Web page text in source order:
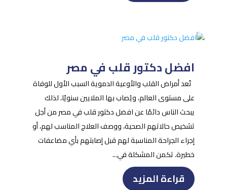
افضل دكتور قلب في مصر
تُعد أمراض القلب والأوعية الدموية السبب الأول للوفاة
على مستوى العالم، ويُصاب بها الملايين سنويًا، لذلك
يبحث الناس دائمًا عن افضل دكتور قلب في مصر من أجل
تشخيص حالاتهم الصحية، ووصف العلاج المناسب لهم، أو
إجراء الجراحة المناسبة لهم قبل إصابتهم بأي مضاعفات
خطيرة. تكمن المشكلة في...
قراءة المزيد